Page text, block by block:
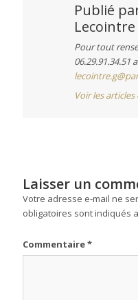
Publié
Lecointre
Pour tout
06.29.91.34.51
Voir les
Laisser un
Votre adresse e-mail ne
obligatoires sont indiqués
Commentaire*